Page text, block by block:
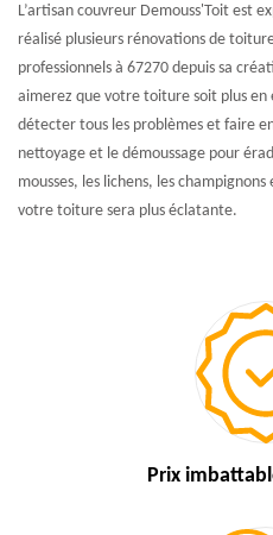
L’artisan couvreur Demouss'Toit est
réalisé plusieurs rénovations de
professionnels à 67270 depuis sa
aimerez que votre toiture soit plus
détecter tous les problèmes et faire
nettoyage et le démoussage pour
mousses, les lichens, les
votre toiture sera plus éclatante.
Prix